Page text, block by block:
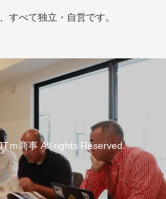
すべて独立・自営です。
ｍ商事 All rights Reserved.